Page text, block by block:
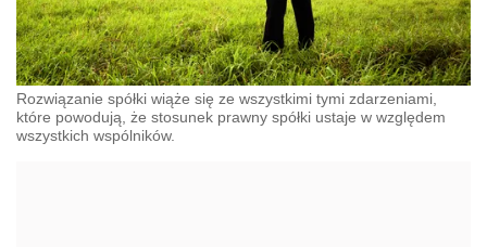
Rozwiązanie spółki wiąże się ze wszystkimi tymi zdarzeniami,
które powodują, że stosunek prawny spółki ustaje w względem
wszystkich wspólników.